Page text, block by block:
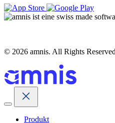
© 2026 amnis. All Rights
Produkt